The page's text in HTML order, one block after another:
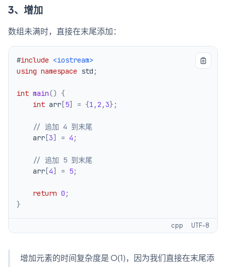
3、增加
数组未满时，直接在末尾添加：
#include <iostream>
using namespace std ;
int main() {
int arr [5] = {1 ,2 ,3} ;
// 追加 4 到末尾
    arr
[3] = 4 ;
// 追加 5 到末尾
    arr
[4] = 5;
return 0 ;
}
cpp UTF-8
增加元素的时间复杂度是 O(1)，因为我们直接在末尾添